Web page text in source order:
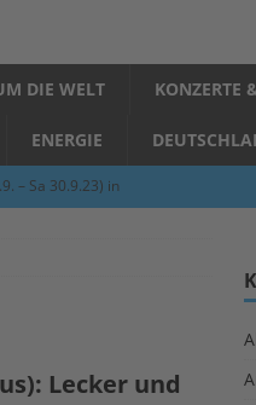
DIE WELT KONZERTE
ENERGIE
– Sa 30.9.23) in
ALLGEMEINLecker und